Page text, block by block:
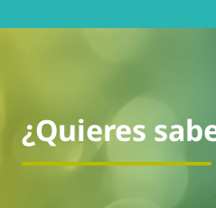
¿Quieres